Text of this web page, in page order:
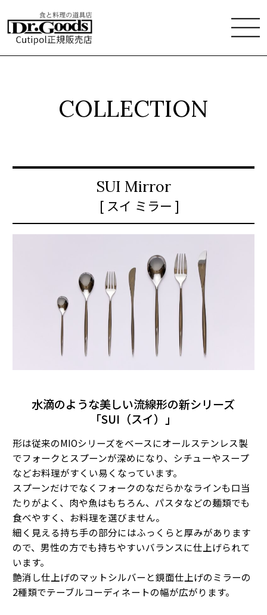
COLLECTION
SUI Mirror
[ スイ ミラー ]
水滴のような美しい流線形の新シリーズ
「SUI（スイ）」
形は従来のMIOシリーズをベースにオールステンレス製
でフォークとスプーンが深めになり、シチューやスープ
などお料理がすくい易くなっています。
スプーンだけでなくフォークのなだらかなラインも口当
たりがよく、肉や魚はもちろん、パスタなどの麺類でも
食べやすく、お料理を選びません。
細く見える持ち手の部分にはふっくらと厚みがあります
ので、男性の方でも持ちやすいバランスに仕上げられて
います。
艶消し仕上げのマットシルバーと鏡面仕上げのミラーの
2種類でテーブルコーディネートの幅が広がります。